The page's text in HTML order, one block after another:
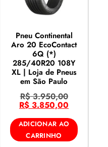
Pneu Continental
Aro 20 EcoContact
6Q (*)
285/40R20 108Y
XL | Loja de Pneus
em São Paulo
R$3.950,00
R$ 3.850,00
ADICIONAR AO
CARRINHO